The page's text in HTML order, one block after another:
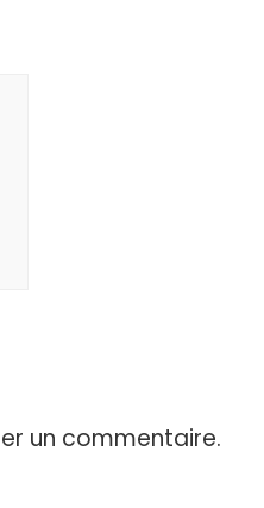
un commentaire.